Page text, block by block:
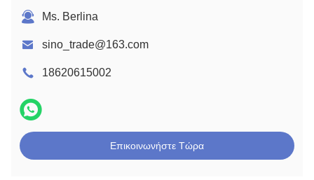
Ms. Berlina
sino_trade@163.com
18620615002
Επικοινωνήστε Τώρα